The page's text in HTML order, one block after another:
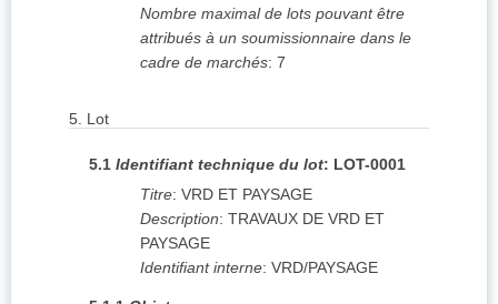
Nombre maximal de lots pouvant être
attribués à un soumissionnaire dans le
cadre de marchés: 7
5. Lot
5.1 Identifiant technique du lot: LOT-0001
Titre: VRD ET PAYSAGE
Description: TRAVAUX DE VRD ET
PAYSAGE
Identifiant interne: VRD/PAYSAGE